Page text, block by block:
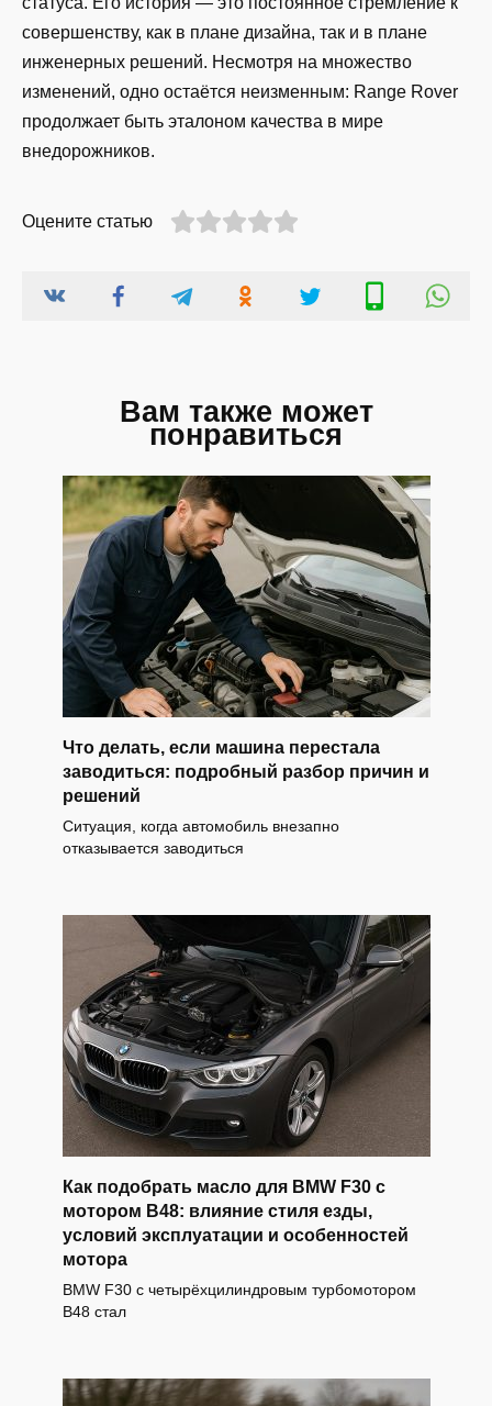
совершенству, как в плане дизайна, так и в плане
инженерных решений. Несмотря на множество
изменений, одно остаётся неизменным: Range Rover
продолжает быть эталоном качества в мире
внедорожников.
Оцените статью
Вам также может
понравиться
Что делать, если машина перестала
заводиться: подробный разбор причин и
решений
Ситуация, когда автомобиль внезапно
отказывается заводиться
Как подобрать масло для BMW F30 с
мотором B48: влияние стиля езды,
условий эксплуатации и особенностей
мотора
BMW F30 с четырёхцилиндровым турбомотором
B48 стал